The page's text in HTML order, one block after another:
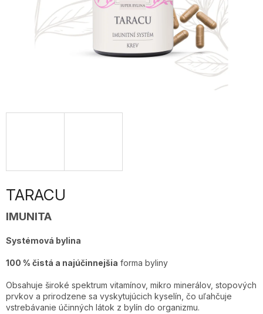
TARACU
IMUNITA
Systémová bylina
100 % čistá a najúčinnejšia forma byliny
Obsahuje široké spektrum vitamínov, mikro minerálov, stopových
prvkov a prirodzene sa vyskytujúcich kyselín, čo uľahčuje
vstrebávanie účinných látok z bylín do organizmu.